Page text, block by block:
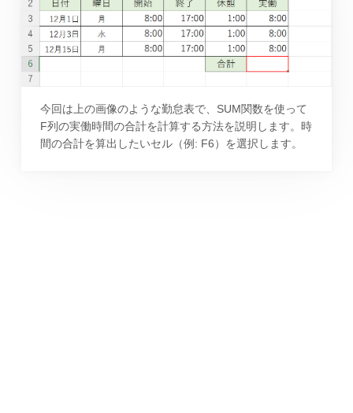
今回は上の画像のような勤怠表で、SUM関数を使って
F列の実働時間の合計を計算する方法を説明します。時
間の合計を算出したいセル（例: F6）を選択します。